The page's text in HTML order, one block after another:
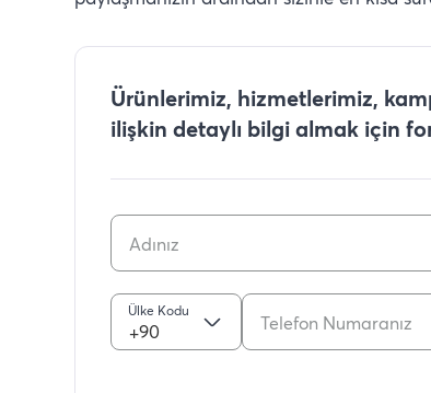
Ürünlerimiz, hizmetlerimiz,
ilişkin detaylı bilgi almak için
Ülke Kodu
+90